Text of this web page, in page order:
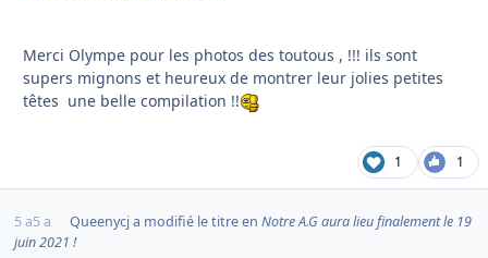
Merci Olympe pour les photos des toutous , !!! ils sont
supers mignons et heureux de montrer leur jolies petites
têtes une belle compilation !!
1 1
5 a5 a Queenycja modifié le titre en Notre A.G aura lieu finalement le 19
juin 2021 !